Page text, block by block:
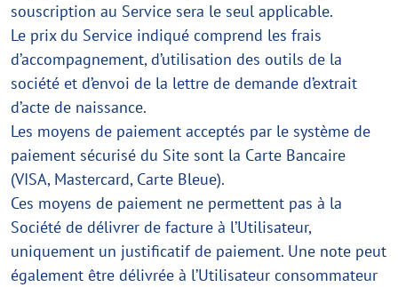
souscription au Service sera le seul applicable.
Le prix du Service indiqué comprend les frais
d’accompagnement, d’utilisation des outils de la
société et d’envoi de la lettre de demande d’extrait
d’acte de naissance.
Les moyens de paiement acceptés par le système de
paiement sécurisé du Site sont la Carte Bancaire
(VISA, Mastercard, Carte Bleue).
Ces moyens de paiement ne permettent pas à la
Société de délivrer de facture à l’Utilisateur,
uniquement un justificatif de paiement. Une note peut
également être délivrée à l’Utilisateur consommateur